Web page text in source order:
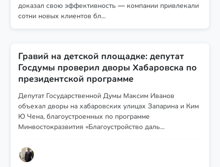
доказал свою эффективность — компании привлекали
сотни новых клиентов бл...
Гравий на детской площадке: депутат
Госдумы проверил дворы Хабаровска по
президентской программе
Депутат Государственной Думы Максим Иванов
объехал дворы на хабаровских улицах Запарина и Ким
Ю Чена, благоустроенных по программе
Минвостокразвития «Благоустройство даль...